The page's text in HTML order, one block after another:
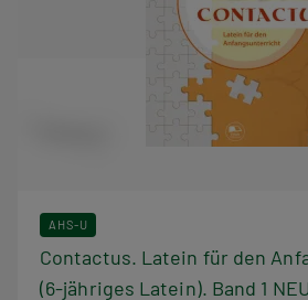
AHS-U
Contactus. Latein für den
(6-jähriges Latein). Band 1 NEU